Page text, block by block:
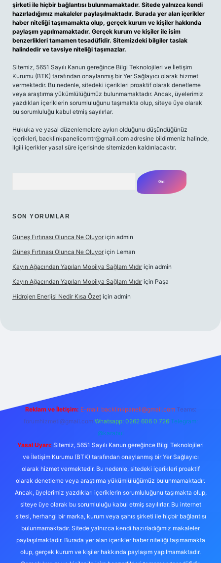
şirketi ile hiçbir bağlantısı bulunmamaktadır. Sitede yalnızca kendi
hazırladığımız makaleler paylaşılmaktadır. Burada yer alan içerikler
haber niteliği taşımamakta olup, gerçek kurum ve kişiler hakkında
paylaşım yapılmamaktadır. Gerçek kurum ve kişiler ile isim
benzerlikleri tamamen tesadüfidir. Sitemizdeki bilgiler taslak
halindedir ve tavsiye niteliği taşımazlar.
Sitemiz, 5651 Sayılı Kanun gereğince Bilgi Teknolojileri ve İletişim
Kurumu (BTK) tarafından onaylanmış bir Yer Sağlayıcı olarak hizmet
vermektedir. Bu nedenle, sitedeki içerikleri proaktif olarak denetleme
veya araştırma yükümlülüğümüz bulunmamaktadır. Ancak, üyelerimiz
yazdıkları içeriklerin sorumluluğunu taşımakta olup, siteye üye olarak
bu sorumluluğu kabul etmiş sayılırlar.
Hukuka ve yasal düzenlemelere aykırı olduğunu düşündüğünüz
içerikleri, backlinkpanelicomtr@gmail.com adresine bildirmeniz halinde,
ilgili içerikler yasal süre içerisinde sitemizden kaldırılacaktır.
SON YORUMLAR
Güneş Fırtınası Olunca Ne Oluyor için admin
Güneş Fırtınası Olunca Ne Oluyor için Leman
Kayın Ağacından Yapılan Mobilya Sağlam Mıdır için admin
Kayın Ağacından Yapılan Mobilya Sağlam Mıdır için Paşa
Hidrojen Enerjisi Nedir Kısa Özet için admin
https://
Reklam ve İletişim: E-mail: backlinkpaneli@gmail.com Teams:
forumhizmeti@gmail.com Whatsapp: 0262 606 0 726 Telegram:
@karabul
Yasal Uyarı: Sitemiz, 5651 Sayılı Kanun gereğince Bilgi Teknolojileri
ve İletişim Kurumu (BTK) tarafından onaylanmış bir Yer Sağlayıcı
olarak hizmet vermektedir. Bu nedenle, sitedeki içerikleri proaktif
olarak denetleme veya araştırma yükümlülüğümüz bulunmamaktadır.
Ancak, üyelerimiz yazdıkları içeriklerin sorumluluğunu taşımakta olup,
siteye üye olarak bu sorumluluğu kabul etmiş sayılırlar. Bu internet
sitesi, herhangi bir marka, kurum veya şahıs şirketi ile hiçbir bağlantısı
bulunmamaktadır. Sitede yalnızca kendi hazırladığımız makaleler
paylaşılmaktadır. Burada yer alan içerikler haber niteliği taşımamakta
olup, gerçek kurum ve kişiler hakkında paylaşım yapılmamaktadır.